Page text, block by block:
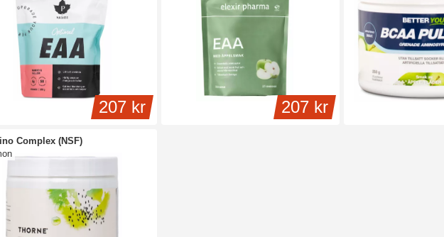
207 kr 207 kr
Complex (NSF)